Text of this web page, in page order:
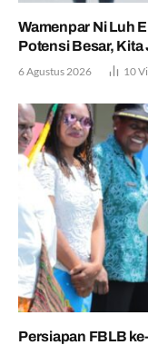
Wamenpar Ni Luh
Potensi Besar,
6 Agustus 2026 10
Persiapan FBLB